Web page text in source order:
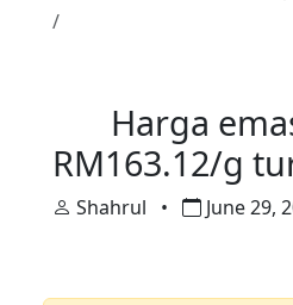
Harga
RM163.12/g
Shahrul • June 29,